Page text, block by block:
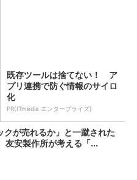
既存ツールは捨てない！ ア
プリ連携で防ぐ情報のサイロ
化
PR(ITmedia エンタープライズ)
クが売れるか」と一蹴された
安製作所が考える「...